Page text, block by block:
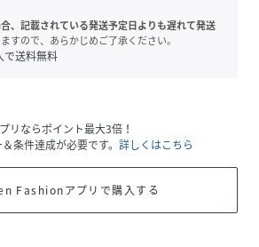
、記載されている発送予定日よりも遅れて発送
すので、あらかじめご了承ください。
で送料無料
リならポイント最大3倍！
条件達成が必要です。 詳しくはこちら
Fashionアプリで購入する